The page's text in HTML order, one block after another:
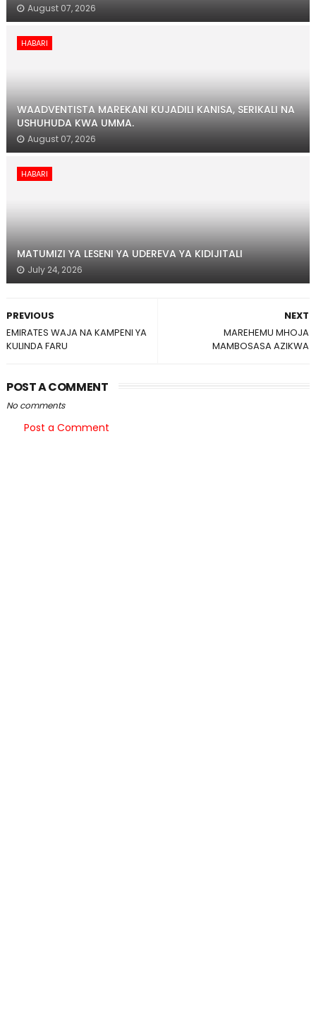
August 07, 2026
HABARI
WAADVENTISTA MAREKANI KUJADILI KANISA, SERIKALI NA
USHUHUDA KWA UMMA.
August 07, 2026
HABARI
MATUMIZI YA LESENI YA UDEREVA YA KIDIJITALI
July 24, 2026
NEXT
MAREHEMU MHOJA
MAMBOSASA AZIKWA
PREVIOUS
EMIRATES WAJA NA KAMPENI YA
KULINDA FARU
POST A COMMENT
No comments
Post a Comment